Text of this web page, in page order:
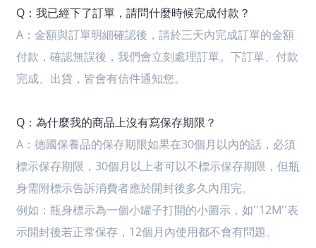
Q：我已經下了訂單，請問什麼時候完成付款？
A： 金額與訂單明細確認後，請於三天內完成訂單的金額
付款，確認無誤後，我們會立刻處理訂單。下訂單、付款
完成、出貨，皆會有信件通知您。
Q：為什麼我的商品上沒有寫保存期限？
A： 德國保養品的保存期限如果在30個月以內的話，必須
標示保存期限，30個月以上者可以不標示保存期限，但瓶
身需附標示告訴消費者應於開封後多久內用完。
例如：瓶身標示為一個小罐子打開的小圖示，如''12M''表
示開封後若正常保存，12個月內使用都不會有問題。